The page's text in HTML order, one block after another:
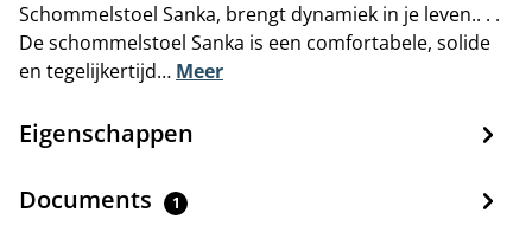
Schommelstoel Sanka, brengt dynamiek in je leven.. . .
De schommelstoel Sanka is een comfortabele, solide
en tegelijkertijd… Meer
Eigenschappen
Documents 1